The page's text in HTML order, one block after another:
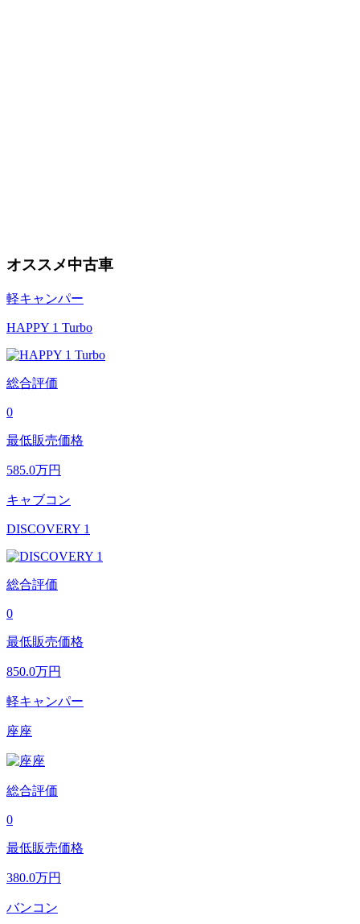
オススメ中古車
軽キャンパー
HAPPY 1 Turbo
総合評価
0
最低販売価格
585.0万円
キャブコン
DISCOVERY 1
総合評価
0
最低販売価格
850.0万円
軽キャンパー
座座
総合評価
0
最低販売価格
380.0万円
バンコン